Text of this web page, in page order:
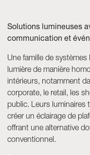
Neolight - Luminaires
Rail triphasé (230V)
Rail 48V
Rail mini 24V
Spots et Downlights
Caissons lumineux avec
Panneaux lumineux et
Solutions lumineuses
communication et
Une famille de
lumière de manière
intérieurs, notamment
corporate, le retail, les
public. Leurs luminaires
créer un éclairage de
offrant une alternative
conventionnel.